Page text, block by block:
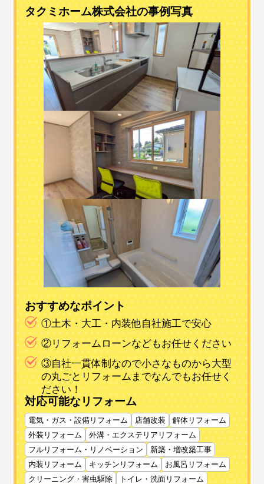
タクミホーム株式会社の事例写真
おすすめなポイント
①土木・大工・内装他自社施工で安心
②リフォームローンなどもお任せください
③自社一貫体制なので小さなものから大型
の丸ごとリフォームまでなんでもお任せく
ださい！
対応可能なリフォーム
電気・ガス・設備リフォーム 店舗改装
解体リフォーム
外装リフォーム
外溝・エクステリアリフォーム
フルリフォーム・リノベーション
新築・増改築工事
内装リフォーム
キッチンリフォーム
お風呂リフォーム
クリーニング・害虫駆除
トイレ・洗面リフォーム